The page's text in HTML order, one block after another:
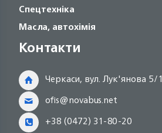
Спецтехніка
Масла, автохімія
Контакти
Черкаси, вул. Лук'янова 5/1
ofis@novabus.net
+38 (0472) 31-80-20